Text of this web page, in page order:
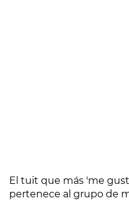
El tuit que más 'me
pertenece al grupo de